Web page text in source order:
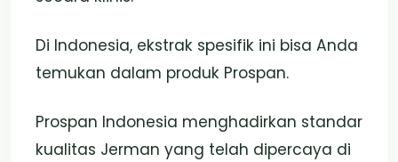
Di Indonesia, ekstrak spesifik ini bisa Anda
temukan dalam produk Prospan.
Prospan Indonesia menghadirkan standar
kualitas Jerman yang telah dipercaya di